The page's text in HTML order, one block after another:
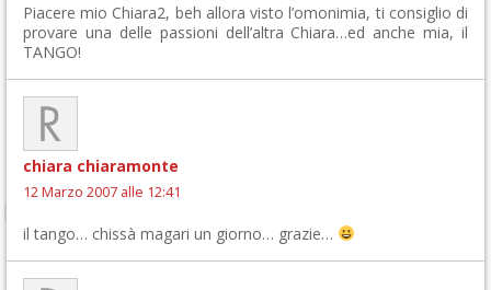
Piacere mio Chiara2, beh allora visto l’omonimia, ti consiglio di
provare una delle passioni dell’altra Chiara…ed anche mia, il
TANGO!
chiara chiaramonte
12 Marzo 2007 alle 12:41
il tango… chissà magari un giorno… grazie…